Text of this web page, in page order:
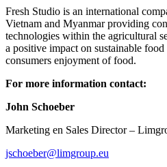
Fresh Studio is an international
Vietnam and Myanmar providing
technologies within the agricultural
a positive impact on sustainable
consumers enjoyment of food.
For more information contact:
John Schoeber
Marketing en Sales Director –
jschoeber@limgroup.eu